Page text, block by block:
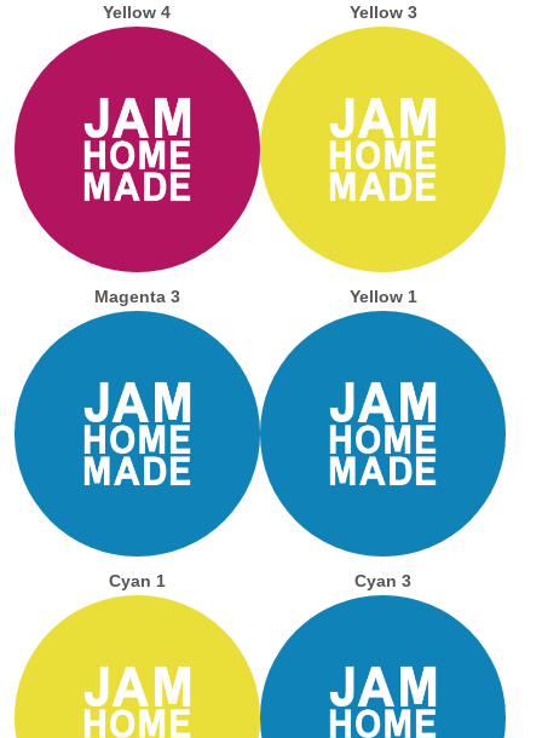
Yellow 4 Yellow 3
Magenta 3 Yellow 1
Cyan 1 Cyan 3